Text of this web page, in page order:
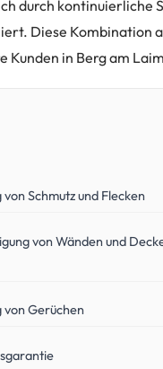
durch kontinuierliche
Diese Kombination
Kunden in Berg am
Schmutz und Flecken
von Wänden und
Gerüchen